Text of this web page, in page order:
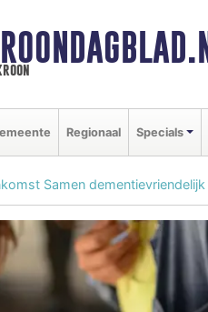
Regionaal Specials
Samen